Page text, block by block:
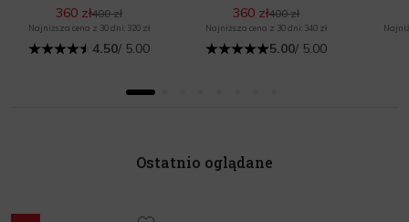
360 zł400 zł
Najniższa cena z 30 dni: 320 zł
4.50/ 5.00
360 zł400 zł
Najniższa cena z 30 dni: 340 zł
5.00/ 5.00
Ostatnio oglądane